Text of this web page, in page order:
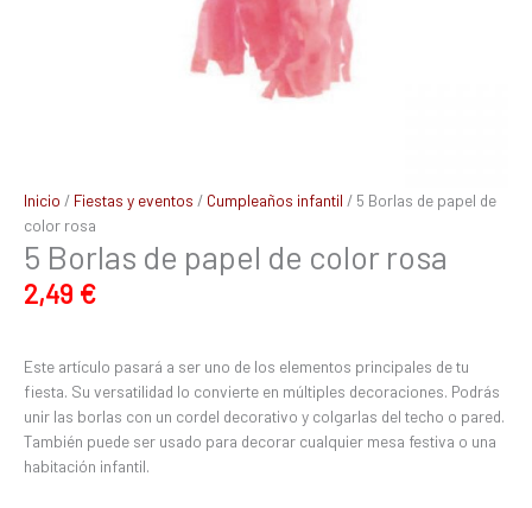
Inicio / Fiestas y eventos / Cumpleaños infantil / 5 Borlas de papel de
color rosa
5 Borlas de papel de color rosa
2,49 €
Este artículo pasará a ser uno de los elementos principales de tu
fiesta. Su versatilidad lo convierte en múltiples decoraciones. Podrás
unir las borlas con un cordel decorativo y colgarlas del techo o pared.
También puede ser usado para decorar cualquier mesa festiva o una
habitación infantil.